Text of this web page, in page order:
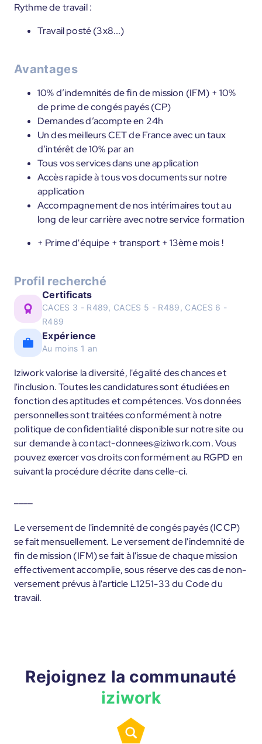
Rythme de travail :
Travail posté (3x8...)
Avantages
10% d’indemnités de fin de mission (IFM) + 10%
de prime de congés payés (CP)
Demandes d’acompte en 24h
Un des meilleurs CET de France avec un taux
d’intérêt de 10% par an
Tous vos services dans une application
Accès rapide à tous vos documents sur notre
application
Accompagnement de nos intérimaires tout au
long de leur carrière avec notre service formation
+ Prime d'équipe + transport + 13ème mois !
Profil recherché
Certificats
CACES 3 - R489, CACES 5 - R489, CACES 6 -
R489
Expérience
Au moins 1 an
Iziwork valorise la diversité, l'égalité des chances et
l'inclusion. Toutes les candidatures sont étudiées en
fonction des aptitudes et compétences. Vos données
personnelles sont traitées conformément à notre
politique de confidentialité disponible sur notre site ou
sur demande à contact-donnees@iziwork.com. Vous
pouvez exercer vos droits conformément au RGPD en
suivant la procédure décrite dans celle-ci.
Le versement de l'indemnité de congés payés (ICCP)
se fait mensuellement. Le versement de l'indemnité de
fin de mission (IFM) se fait à l'issue de chaque mission
effectivement accomplie, sous réserve des cas de non-
versement prévus à l'article L1251-33 du Code du
travail.
Rejoignez la communauté
iziwork